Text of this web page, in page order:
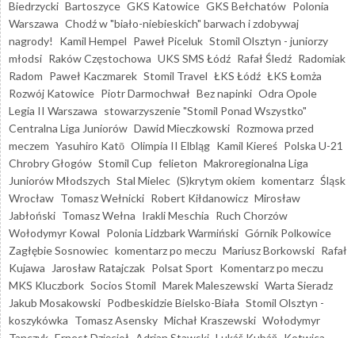
Biedrzycki Bartoszyce GKS Katowice GKS Bełchatów Polonia
Warszawa Chodź w "biało-niebieskich" barwach i zdobywaj
nagrody!
Kamil Hempel Paweł Piceluk Stomil Olsztyn - juniorzy
młodsi Raków Częstochowa UKS SMS Łódź Rafał Śledź Radomiak
Radom Paweł Kaczmarek Stomil Travel ŁKS Łódź ŁKS Łomża
Rozwój Katowice Piotr Darmochwał Bez napinki Odra Opole
Legia II Warszawa stowarzyszenie "Stomil Ponad Wszystko"
Centralna Liga Juniorów Dawid Mieczkowski Rozmowa przed
meczem Yasuhiro Katō Olimpia II Elbląg Kamil Kiereś Polska U-21
Chrobry Głogów Stomil Cup felieton Makroregionalna Liga
Juniorów Młodszych Stal Mielec (S)krytym okiem komentarz Śląsk
Wrocław Tomasz Wełnicki Robert Kiłdanowicz Mirosław
Jabłoński Tomasz Wełna Irakli Meschia Ruch Chorzów
Wołodymyr Kowal Polonia Lidzbark Warmiński Górnik Polkowice
Zagłębie Sosnowiec komentarz po meczu Mariusz Borkowski Rafał
Kujawa
Jarosław Ratajczak Polsat Sport Komentarz po meczu
MKS Kluczbork Socios Stomil Marek Maleszewski Warta Sieradz
Jakub Mosakowski Podbeskidzie Bielsko-Biała Stomil Olsztyn -
koszykówka Tomasz Asensky Michał Kraszewski Wołodymyr